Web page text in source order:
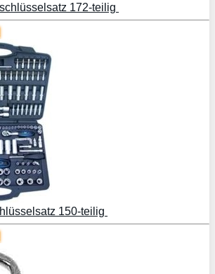
172-teilig
150-teilig